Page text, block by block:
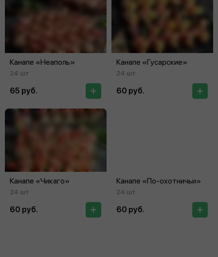
Канапе «Неаполь»
24 шт
65 руб.
Канапе «Гусарские»
24 шт
60 руб.
Канапе «Чикаго»
24 шт
60 руб.
Канапе «По‑охотничьи»
24 шт
60 руб.